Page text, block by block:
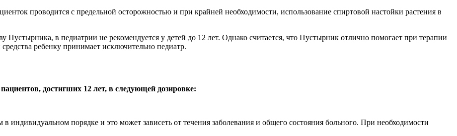
проводится с предельной осторожностью и при крайней необходимости, использование спиртовой настойки растения в
Пустырника, в педиатрии не рекомендуется у детей до 12 лет. Однако считается, что Пустырник отлично помогает при терапии
ребенку принимает исключительно педиатр.
достигших 12 лет, в следующей дозировке:
в индивидуальном порядке и это может зависеть от течения заболевания и общего состояния больного. При необходимости